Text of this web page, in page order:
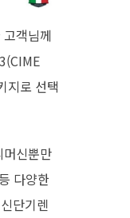
객님께
지로 선택
머신뿐만
다양한
단기렌